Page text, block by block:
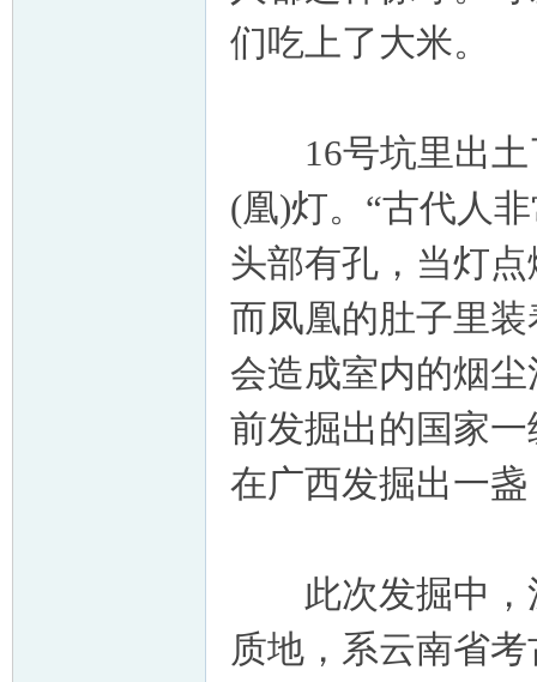
们吃上了大米。
16号坑里出土
(凰)灯。“古代人
头部有孔，当灯
而凤凰的肚子里
会造成室内的烟
前发掘出的国家
在广西发掘出一
此次发掘中，
质地，系云南省